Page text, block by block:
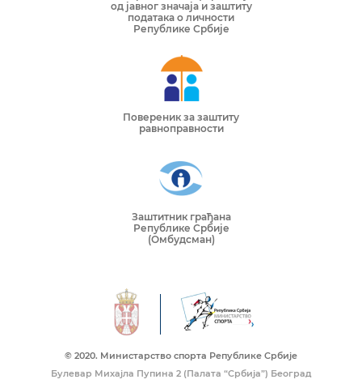
од јавног значаја и заштиту
података о личности
Републике Србије
Повереник за заштиту
равноправности
Заштитник грађана
Републике Србије
(Омбудсман)
© 2020. Mинистарство спорта Републике Србије
Булевар Михајла Пупина 2 (Палата “Србија”) Београд